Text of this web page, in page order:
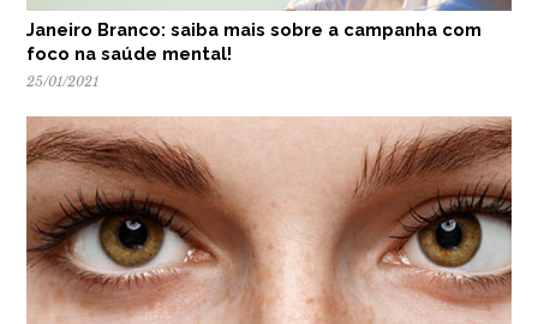
Janeiro Branco: saiba mais sobre a campanha com
foco na saúde mental!
25/01/2021